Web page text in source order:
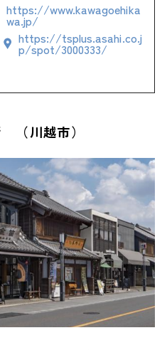
https://www.kawagoehika
wa.jp/
https://tsplus.asahi.co.j
p/spot/3000333/
川越市）